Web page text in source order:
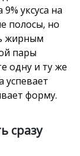
уксуса на
полосы, но
жирным
пары
одну и ту же
успевает
форму.
сразу